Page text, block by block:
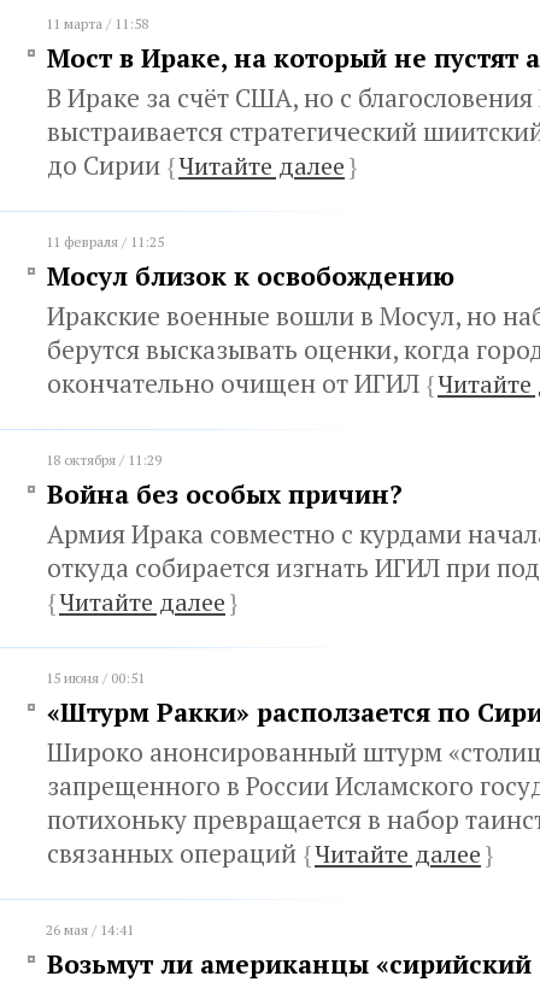
11 марта / 11:58
Мост в Ираке, на который не пустят
В Ираке за счёт США, но с благословения
выстраивается стратегический
до Сирии {Читайте далее}
11 февраля / 11:25
Мосул близок к освобождению
Иракские военные вошли в Мосул, но
берутся высказывать оценки, когда
окончательно очищен от ИГИЛ {Читайте
18 октября / 11:29
Война без особых причин?
Армия Ирака совместно с курдами
откуда собирается изгнать ИГИЛ при
{Читайте далее}
15 июня / 00:51
«Штурм Ракки» расползается по
Широко анонсированный штурм
запрещенного в России Исламского
потихоньку превращается в набор
связанных операций {Читайте далее}
26 мая / 14:41
Возьмут ли американцы «сирийский